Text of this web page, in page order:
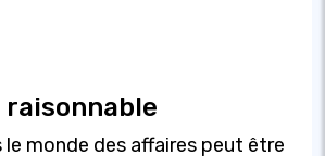
raisonnable
le monde des affaires peut être